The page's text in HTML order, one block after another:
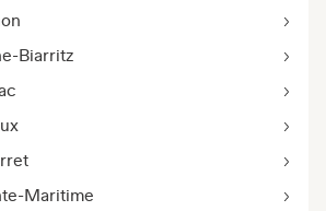
Biarritz
Maritime